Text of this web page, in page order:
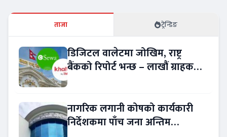
ताजा ट्रेन्डिङ
डिजिटल वालेटमा जोखिम, राष्ट्र
बैंकको रिपोर्ट भन्छ – लाखौं ग्राहकको
नागरिक लगानी कोषको कार्यकारी
निर्देशकमा पाँच जना अन्तिम